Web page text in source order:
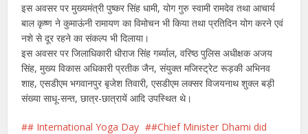
इस अवसर पर मुख्यमंत्री पुष्कर सिंह धामी, योग गुरु स्वामी रामदेव तथा आचार्य
बाल कृष्ण ने कुमाऊंनी रामायण का विमोचन भी किया तथा प्रतिदिन योग करने एवं
नशे से दूर रहने का संकल्प भी दिलाया।
इस अवसर पर जिलाधिकारी धीराज सिंह गर्ब्याल, वरिष्ठ पुलिस अधीक्षक अजय
सिंह, मुख्य विकास अधिकारी प्रतीक जैन, संयुक्त मजिस्ट्रेट रूड़की अभिनव
शाह, एसडीएम भगवानपुर बृजेश तिवारी, एसडीएम लक्सर विजयनाथ शुक्ल बड़ी
संख्या साधू-सन्त, छात्र-छात्रायें आदि उपस्थित थे।
# International Yoga Day
#Chief Minister Dhami did